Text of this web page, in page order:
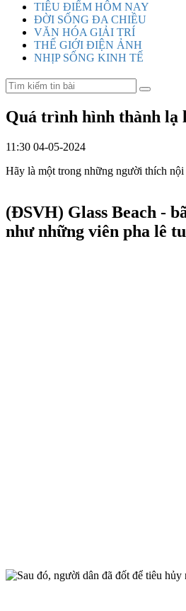
TIÊU ĐIỂM HÔM NAY
ĐỜI SỐNG ĐA CHIỀU
VĂN HÓA GIẢI TRÍ
THẾ GIỚI ĐIỆN ẢNH
NHỊP SỐNG KINH TẾ
Quá trình hình thành lạ
11:30 04-05-2024
Hãy là một trong những người thích nội
(ĐSVH) Glass Beach -
như những viên pha lê